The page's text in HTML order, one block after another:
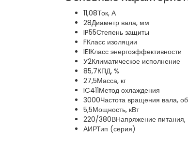
11,08Ток, А
28Диаметр вала, мм
IP55Степень защиты
FКласс изоляции
IE1Класс энергоэффективности
У2Климатическое исполнение
85,7КПД, %
27,5Масса, кг
IC411Метод охлаждения
3000Частота вращения вала,
5,5Мощность, кВт
220/380ВНапряжение питания,
АИРТип (серия)